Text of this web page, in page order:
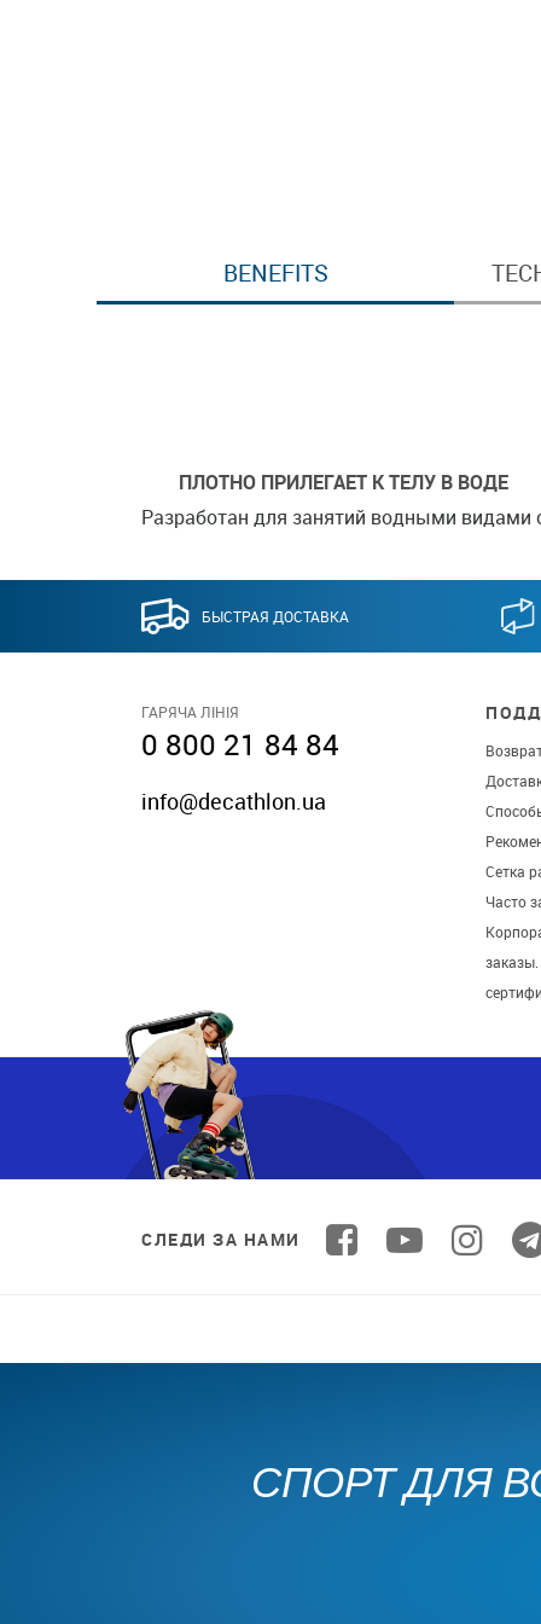
BENEFITS
ПЛОТНО ПРИЛЕГАЕТ К ТЕЛУ В ВОДЕ
Разработан для занятий водными видами
БЫСТРАЯ ДОСТАВКА
ГАРЯЧА ЛІНІЯ
0 800 21 84 84
info@decathlon.ua
Сетка
Часто
СЛЕДИ ЗА НАМИ
СПОРТ ДЛЯ